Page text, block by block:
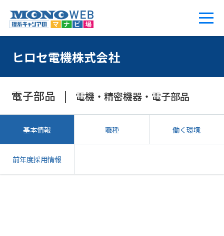
ヒロセ電機株式会社
電子部品 電機・精密機器・電子部品
基本情報 職種 働く環境
前年度採用情報